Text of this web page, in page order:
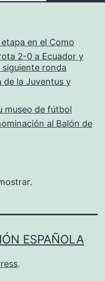
en el Como
2-0 a Ecuador y
ronda
de la Juventus y
museo de fútbol
al Balón de
ESPAÑOLA
.